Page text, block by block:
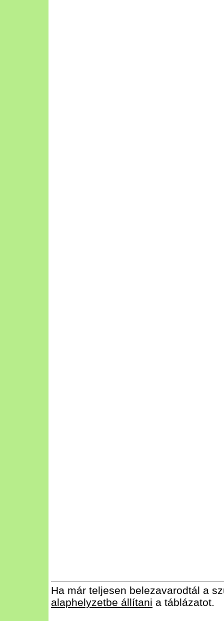
Ha már teljesen belezavarodtál a
alaphelyzetbe állítani a táblázatot.